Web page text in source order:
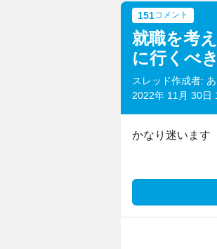
151コメント
就職を考
に行くべ
スレッド作成者: あ
2022年 11月 30日
かなり迷います